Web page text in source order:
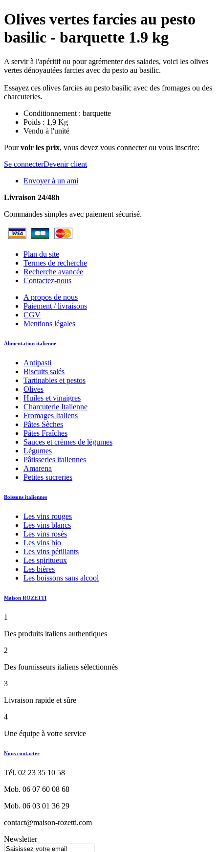
Olives vertes farcies au pesto
basilic - barquette 1.9 kg
A servir à l'apéritif ou pour agrémenter des salades, voici les olives
vertes dénoyautées farcies avec du pesto au basilic.
Essayez ces olives farcies au pesto basilic avec des fromages ou des
charcuteries.
Conditionnement : barquette
Poids : 1,9 Kg
Vendu à l'unité
Pourvoir les prix, vous devez vous connecter ou vous inscrire:
Se connecterDevenir client
Envoyer à un ami
Livraison 24/48h
Commandes simples avec paiement sécurisé.
Plan du site
Termes de recherche
Recherche avancée
Contactez-nous
A propos de nous
Paiement / livraisons
CGV
Mentions légales
Alimentation italienne
Antipasti
Biscuits salés
Tartinables et pestos
Olives
Huiles et vinaigres
Charcuterie Italienne
Fromages Italiens
Pâtes Sèches
Pâtes Fraîches
Sauces et crèmes de légumes
Légumes
Pâtisseries italiennes
Amarena
Petites sucreries
Boissons italiennes
Les vins rouges
Les vins blancs
Les vins rosés
Les vins bio
Les vins pétillants
Les spiritueux
Les bières
Les boissons sans alcool
Maison ROZETTI
1
Des produits italiens authentiques
2
Des fournisseurs italiens sélectionnés
3
Livraison rapide et sûre
4
Une équipe à votre service
Nous contacter
Tél. 02 23 35 10 58
Mob. 06 07 60 08 68
Mob. 06 03 01 36 29
contact@maison-rozetti.com
Newsletter